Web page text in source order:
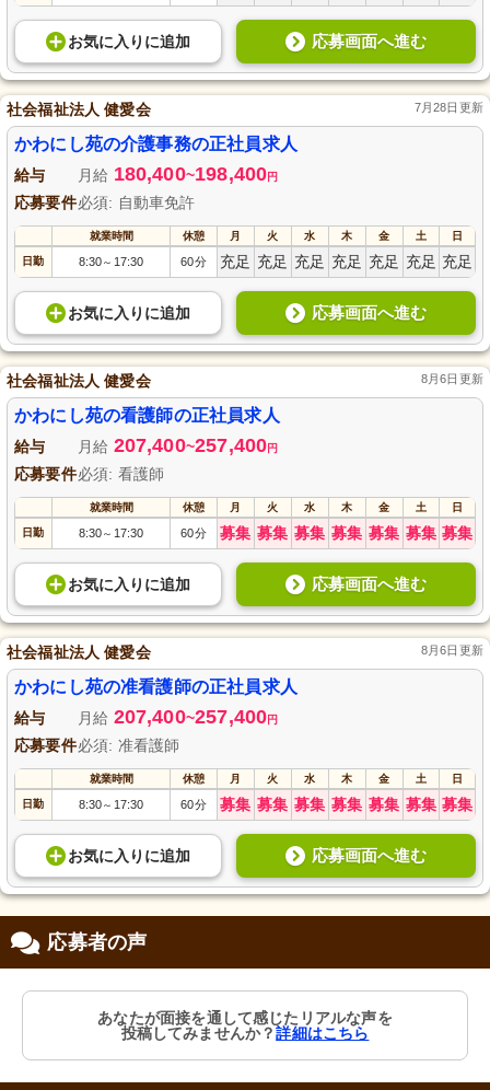
お気に入り に追加 応募画面へ進む
社会福祉法人 健愛会 7月28日更新
かわにし苑の介護事務の正社員求人
給与 月給 180,400~198,400円
応募要件必須: 自動車免許
就業時間 休憩 月 火 水 木 金 土 日
日勤 8:30～ 17:30 60分 充足 充足 充足 充足 充足 充足 充足
お気に入り に追加 応募画面へ進む
社会福祉法人 健愛会 8月6日更新
かわにし苑の看護師の正社員求人
給与 月給 207,400~257,400円
応募要件必須: 看護師
就業時間 休憩 月 火 水 木 金 土 日
日勤 8:30～ 17:30 60分 募集 募集 募集 募集 募集 募集 募集
お気に入り に追加 応募画面へ進む
社会福祉法人 健愛会 8月6日更新
かわにし苑の准看護師の正社員求人
給与 月給 207,400~257,400円
応募要件必須: 准看護師
就業時間 休憩 月 火 水 木 金 土 日
日勤 8:30～ 17:30 60分 募集 募集 募集 募集 募集 募集 募集
お気に入り に追加 応募画面へ進む
応募者の声
あなたが面接を通して感じたリアルな声を
投稿してみませんか？詳細はこちら